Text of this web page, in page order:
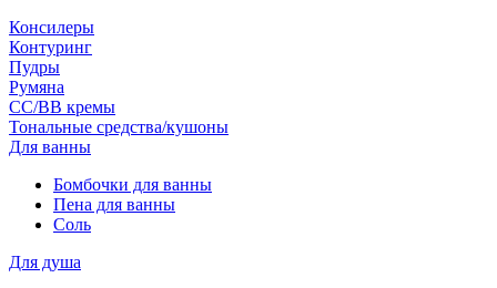
Консилеры
Контуринг
Пудры
Румяна
СС/ВВ кремы
Тональные средства/кушоны
Для ванны
Бомбочки для ванны
Пена для ванны
Соль
Для душа